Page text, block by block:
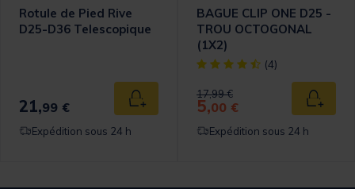
panier
Rotule de Pied Rive
D25-D36 Telescopique
21,99 € Ajouter au panier
Expédition sous 24 h
BAGUE CLIP ONE D25 -
TROU OCTOGONAL
(1X2)
[object Object] out of 5
(4)
Price reduced from
17,99 €to
5,00 €
Expédition sous 24 h